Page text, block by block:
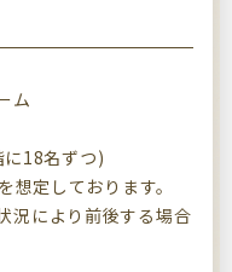
ム
に18名ずつ)
想定しております。
況により前後する場合